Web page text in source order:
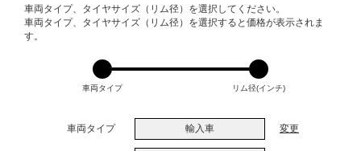
VARIATIONS
車両タイプ、タイヤサイズ（リム径）を選択してください。
車両タイプ、タイヤサイズ（リム径）を選択すると価格が表示されま
す。
車両タイプ リム径(インチ)
車両タイプ 輸入車 変更